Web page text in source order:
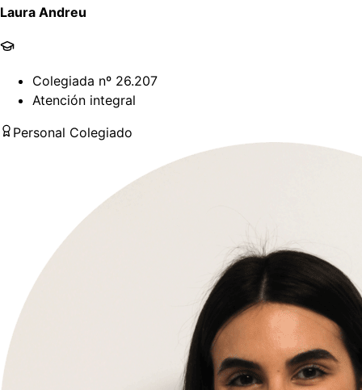
Laura Andreu
Colegiada nº 26.207
Atención integral
Personal Colegiado